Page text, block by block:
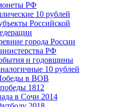
РФ
10 рублей
Российской
города России
РФ
и годовщины
10 рублей
в ВОВ
1812
в Сочи 2014